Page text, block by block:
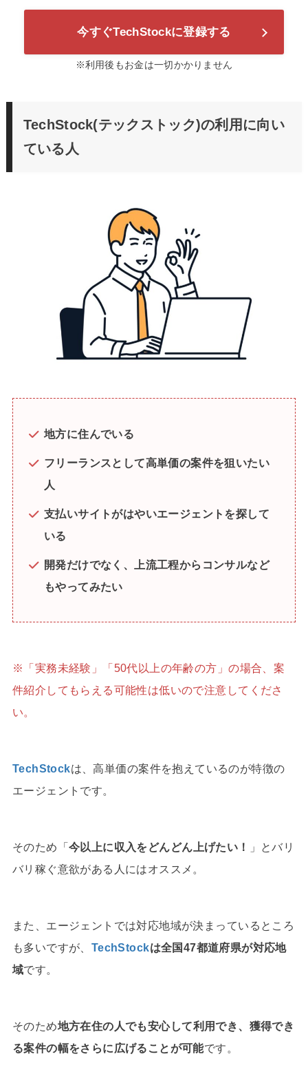
今すぐTechStockに登録する
※利用後もお金は一切かかりません
TechStock(テックストック)の利用に向い
ている人
地方に住んでいる
フリーランスとして高単価の案件を狙いたい
人
支払いサイトがはやいエージェントを探して
いる
開発だけでなく、上流工程からコンサルなど
もやってみたい
※「実務未経験」「50代以上の年齢の方」の場合、案
件紹介してもらえる可能性は低いので注意してくださ
い。
TechStockは、高単価の案件を抱えているのが特徴の
エージェントです。
そのため「今以上に収入をどんどん上げたい！
」とバリ
バリ稼ぐ意欲がある人にはオススメ。
また、エージェントでは対応地域が決まっているところ
も多いですが、 TechStockは全国47都道府県が対応地
域です。
そのため地方在住の人でも安心して利用でき、獲得でき
る案件の幅をさらに広げることが可能です。